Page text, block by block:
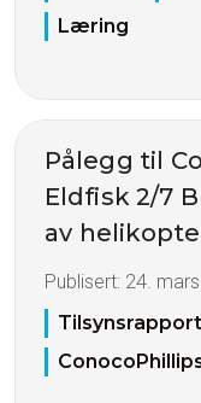
Læring
Pålegg til
Eldfisk 2/7
av
Publisert: 24.
Tilsynsrapport